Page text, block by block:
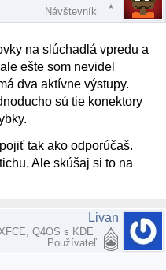
Návštevník
na slúchadlá vpredu a
ešte som nevidel
dva aktívne výstupy.
sú tie konektory
tak ako odporúčaš.
Ale skúšaj si to na
Livan
Q4OS s KDE
Používateľ